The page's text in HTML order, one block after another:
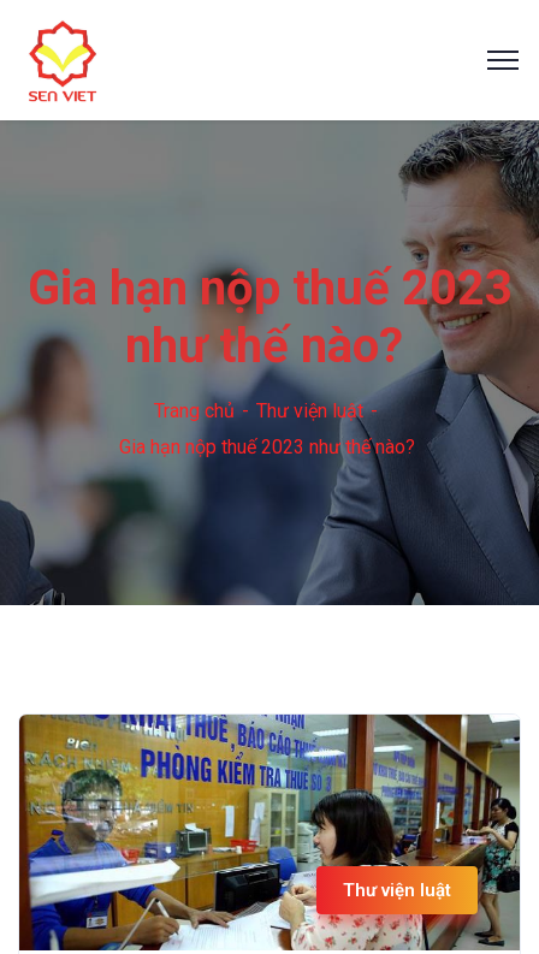
Gia hạn nộp thuế 2023
như thế nào?
Trang chủ
Thư viện luật
Gia hạn nộp thuế 2023 như thế nào?
Thư viện luật